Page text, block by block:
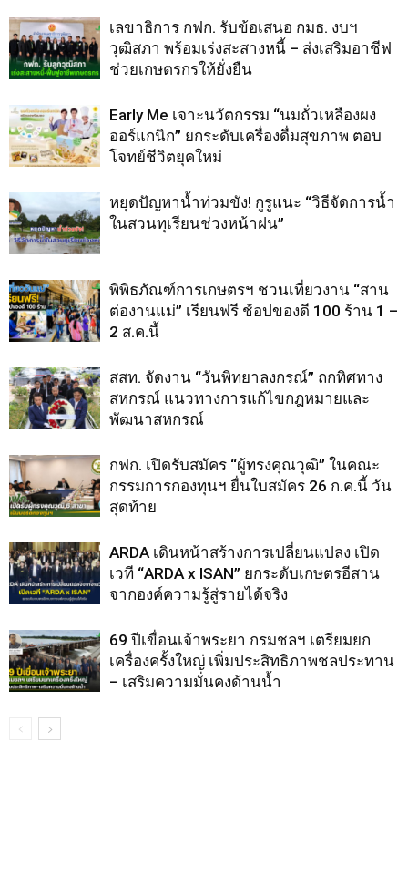
เลขาธิการ กฟก. รับข้อเสนอ กมธ. งบฯ
วุฒิสภา พร้อมเร่งสะสางหนี้ – ส่งเสริมอาชีฟ
ช่วยเกษตรกรให้ยั่งยืน
Early Me เจาะนวัตกรรม “นมถั่วเหลืองผง
ออร์แกนิก” ยกระดับเครื่องดื่มสุขภาพ ตอบ
โจทย์ชีวิตยุคใหม่
หยุดปัญหาน้ำท่วมขัง! กูรูแนะ “วิธีจัดการน้ำ
ในสวนทุเรียนช่วงหน้าฝน”
พิพิธภัณฑ์การเกษตรฯ ชวนเที่ยวงาน “สาน
ต่องานแม่” เรียนฟรี ช้อปของดี 100 ร้าน 1 –
2 ส.ค.นี้
สสท. จัดงาน “วันพิทยาลงกรณ์” ถกทิศทาง
สหกรณ์ แนวทางการแก้ไขกฎหมายและ
พัฒนาสหกรณ์
กฟก. เปิดรับสมัคร “ผู้ทรงคุณวุฒิ” ในคณะ
กรรมการกองทุนฯ ยื่นใบสมัคร 26 ก.ค.นี้ วัน
สุดท้าย
ARDA เดินหน้าสร้างการเปลี่ยนแปลง เปิด
เวที “ARDA x ISAN” ยกระดับเกษตรอีสาน
จากองค์ความรู้สู่รายได้จริง
69 ปีเขื่อนเจ้าพระยา กรมชลฯ เตรียมยก
เครื่องครั้งใหญ่ เพิ่มประสิทธิภาพชลประทาน
– เสริมความมั่นคงด้านน้ำ